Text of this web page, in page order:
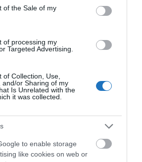
of the Sale of my
of processing my
Targeted Advertising.
of Collection, Use,
and/or Sharing of my
Is Unrelated with the
it was collected.
to enable storage
like cookies on web or
a légi közlekedés helyzete
A Southwest Airlines
foglalt jeggyel rendelkező
hogy lehetőség szerint
lehetőséget.
december 26-án
után adott csak ki
az eset kapcsán.
mindenképpen